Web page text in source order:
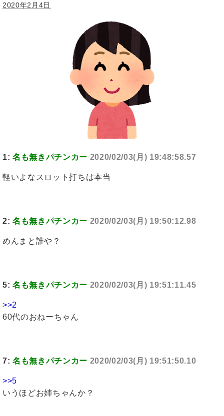
2020年2月4日
1: 名も無きパチンカー 2020/02/03(月) 19:48:58.57
軽いよなスロット打ちは本当
2: 名も無きパチンカー 2020/02/03(月) 19:50:12.98
めんまと誰や？
5: 名も無きパチンカー 2020/02/03(月) 19:51:11.45
>>2
60代のおねーちゃん
7: 名も無きパチンカー 2020/02/03(月) 19:51:50.10
>>5
いうほどお姉ちゃんか？